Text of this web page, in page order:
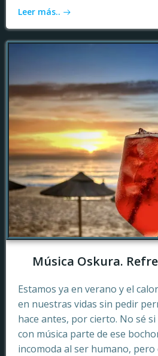
Leer más..
Música Oskura.
Estamos ya en verano y el
en nuestras vidas sin pedir
hace antes, por cierto. No sé
con música parte de ese
incomoda al ser humano, pero